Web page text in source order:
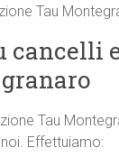
Tau
Tau
Effettuiamo: